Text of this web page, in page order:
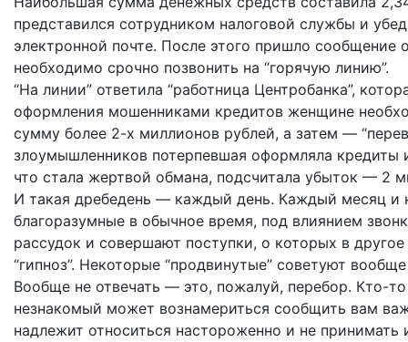
представился сотрудником налоговой службы и
электронной почте. После этого пришло
необходимо срочно позвонить на “горячую линию”.
“На линии” ответила “работница Центробанка”,
оформления мошенниками кредитов женщине
сумму более 2-х миллионов рублей, а затем —
злоумышленников потерпевшая оформляла кредиты
что стала жертвой обмана, подсчитала убыток — 2
И такая дребедень — каждый день. Каждый месяц и
благоразумные в обычное время, под влиянием
рассудок и совершают поступки, о которых в
“гипноз”. Некоторые “продвинутые” советуют
Вообще не отвечать — это, пожалуй, перебор. Кто-
незнакомый может вознамериться сообщить вам
надлежит относиться настороженно и не